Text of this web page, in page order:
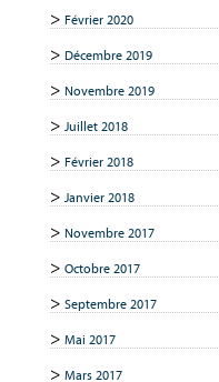
Février 2020
Décembre 2019
Novembre 2019
Juillet 2018
Février 2018
Janvier 2018
Novembre 2017
Octobre 2017
Septembre 2017
Mai 2017
Mars 2017